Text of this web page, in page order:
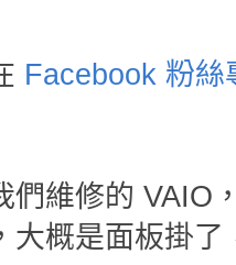
Facebook 粉絲
們維修的 VAIO
大概是面板掛